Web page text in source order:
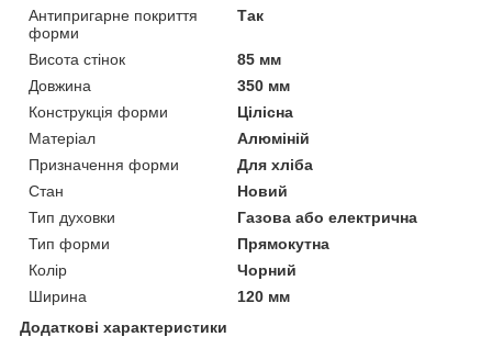
Антипригарне покриття
форми
Так
Висота стінок
85 мм
Довжина
350 мм
Конструкція форми
Цілісна
Матеріал
Алюміній
Призначення форми
Для хліба
Стан
Новий
Тип духовки
Газова або електрична
Тип форми
Прямокутна
Колір
Чорний
Ширина
120 мм
Додаткові характеристики